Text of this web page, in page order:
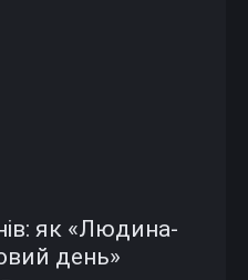
як «Людина-
день»